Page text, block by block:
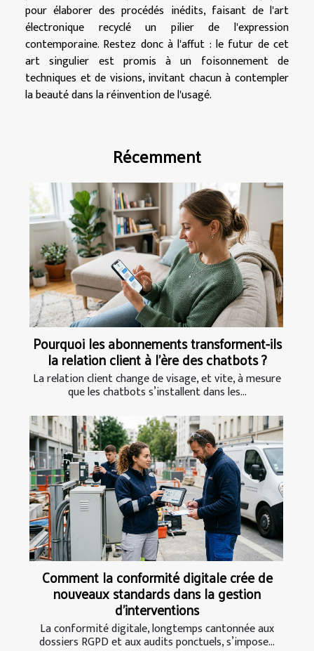
pour élaborer des procédés inédits, faisant de l'art
électronique recyclé un pilier de l'expression
contemporaine. Restez donc à l'affut : le futur de cet
art singulier est promis à un foisonnement de
techniques et de visions, invitant chacun à contempler
la beauté dans la réinvention de l'usagé.
Récemment
Pourquoi les abonnements transforment-ils
la relation client à l’ère des chatbots ?
La relation client change de visage, et vite, à mesure
que les chatbots s’installent dans les...
Comment la conformité digitale crée de
nouveaux standards dans la gestion
d’interventions
La conformité digitale, longtemps cantonnée aux
dossiers RGPD et aux audits ponctuels, s’impose...